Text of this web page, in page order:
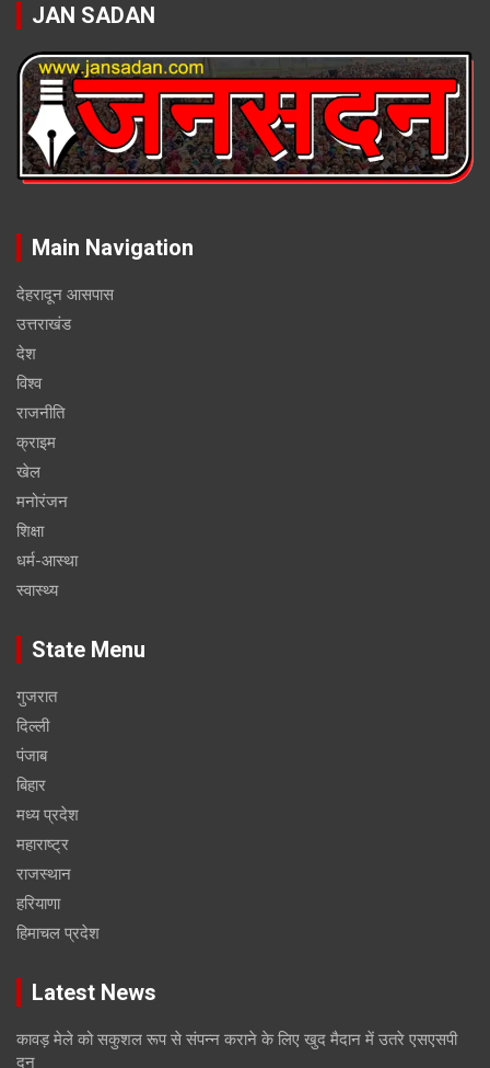
JAN SADAN
Main Navigation
देहरादून आसपास
उत्तराखंड
देश
विश्व
राजनीति
क्राइम
खेल
मनोरंजन
शिक्षा
धर्म-आस्था
स्वास्थ्य
State Menu
गुजरात
दिल्ली
पंजाब
बिहार
मध्य प्रदेश
महाराष्ट्र
राजस्थान
हरियाणा
हिमाचल प्रदेश
Latest News
कावड़ मेले को सकुशल रूप से संपन्न कराने के लिए खुद मैदान में उतरे एसएसपी
दून